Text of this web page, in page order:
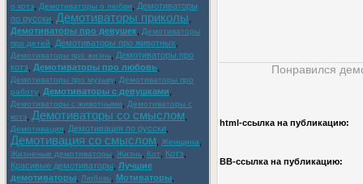
Понравился
html-cсылка на публикацию:
BB-cсылка на публикацию:
о котэ
Демотиваторы о любви
Демотиваторы
по русски Демотиваторы приколы
Демотиваторы про девушек
Демотиваторы
про детей
Демотиваторы про животных
Демотиваторы про жизнь
Демотиваторы про
котэ
Демотиваторы про любовь
Демотиваторы про музыку
Демотиваторы про
работу
Демотиваторы с девушками
Демотиваторы с животными
Демотиваторы с
котэ
Демотиваторы со смыслом
Демотивация Демотивация по русски
Демотивация со смыслом Женщина
Жизненые демотиваторы Жизнь Кот Котэ
Красивые демотиваторы Лучшие
демотиваторы
Любовь Мотиваторы